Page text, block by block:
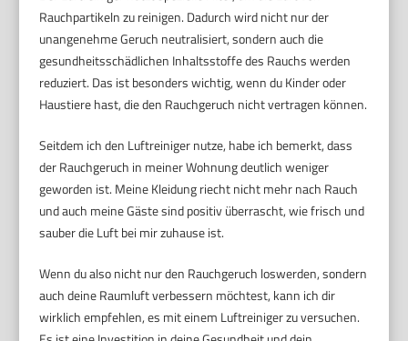
Rauchpartikeln zu reinigen. Dadurch wird nicht nur der
unangenehme Geruch neutralisiert, sondern auch die
gesundheitsschädlichen Inhaltsstoffe des Rauchs werden
reduziert. Das ist besonders wichtig, wenn du Kinder oder
Haustiere hast, die den Rauchgeruch nicht vertragen können.
Seitdem ich den Luftreiniger nutze, habe ich bemerkt, dass
der Rauchgeruch in meiner Wohnung deutlich weniger
geworden ist. Meine Kleidung riecht nicht mehr nach Rauch
und auch meine Gäste sind positiv überrascht, wie frisch und
sauber die Luft bei mir zuhause ist.
Wenn du also nicht nur den Rauchgeruch loswerden, sondern
auch deine Raumluft verbessern möchtest, kann ich dir
wirklich empfehlen, es mit einem Luftreiniger zu versuchen.